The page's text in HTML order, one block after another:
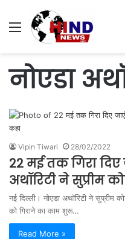
Menu
नोएडा
Vipin Tiwari 28/02/2022
22 मई तक गिरा दिए
अथॉरिटी ने सुप्रीम
नई दिल्ली। नोएडा अथॉरिटी ने सुप्रीम
को गिराने का काम शुरू…
Read More »